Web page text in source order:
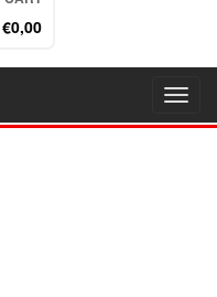
€0,00